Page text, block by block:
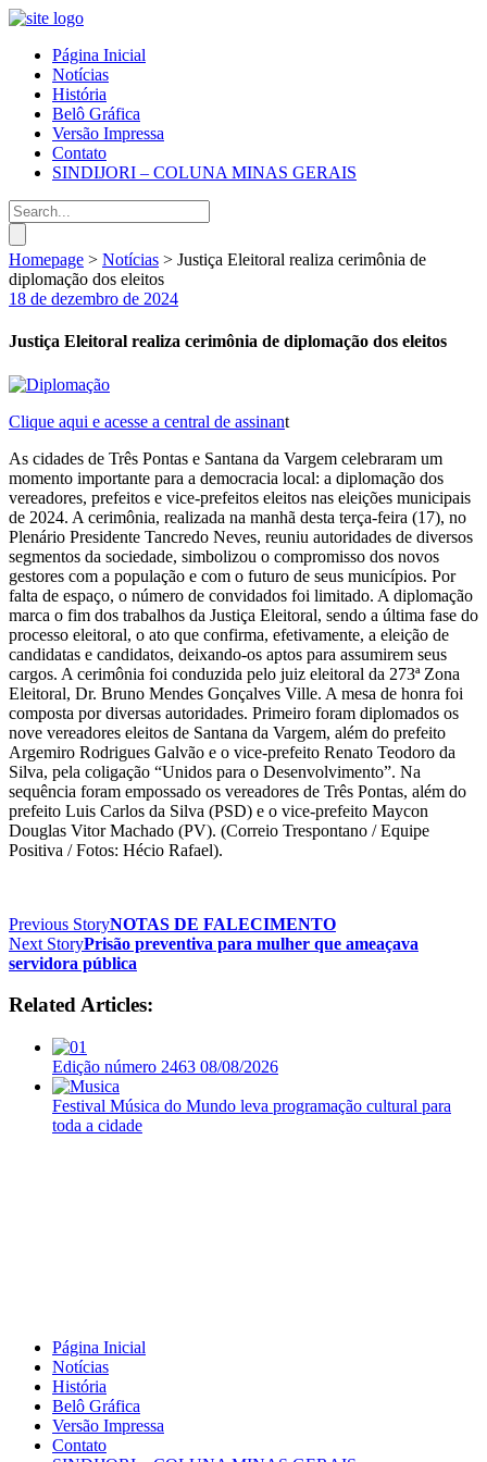
Página Inicial
Notícias
História
Belô Gráfica
Versão Impressa
Contato
SINDIJORI – COLUNA MINAS GERAIS
Homepage > Notícias > Justiça Eleitoral realiza cerimônia de
diplomação dos eleitos
18 de dezembro de 2024
Justiça Eleitoral realiza cerimônia de diplomação dos eleitos
Clique aqui e acesse a central de assinant
As cidades de Três Pontas e Santana da Vargem celebraram um
momento importante para a democracia local: a diplomação dos
vereadores, prefeitos e vice-prefeitos eleitos nas eleições municipais
de 2024. A cerimônia, realizada na manhã desta terça-feira (17), no
Plenário Presidente Tancredo Neves, reuniu autoridades de diversos
segmentos da sociedade, simbolizou o compromisso dos novos
gestores com a população e com o futuro de seus municípios. Por
falta de espaço, o número de convidados foi limitado. A diplomação
marca o fim dos trabalhos da Justiça Eleitoral, sendo a última fase do
processo eleitoral, o ato que confirma, efetivamente, a eleição de
candidatas e candidatos, deixando-os aptos para assumirem seus
cargos. A cerimônia foi conduzida pelo juiz eleitoral da 273ª Zona
Eleitoral, Dr. Bruno Mendes Gonçalves Ville. A mesa de honra foi
composta por diversas autoridades. Primeiro foram diplomados os
nove vereadores eleitos de Santana da Vargem, além do prefeito
Argemiro Rodrigues Galvão e o vice-prefeito Renato Teodoro da
Silva, pela coligação “Unidos para o Desenvolvimento”. Na
sequência foram empossado os vereadores de Três Pontas, além do
prefeito Luis Carlos da Silva (PSD) e o vice-prefeito Maycon
Douglas Vitor Machado (PV). (Correio Trespontano / Equipe
Positiva / Fotos: Hécio Rafael).
Previous StoryNOTAS DE FALECIMENTO
Next StoryPrisão preventiva para mulher que ameaçava
servidora pública
Related Articles:
Edição número 2463 08/08/2026
Festival Música do Mundo leva programação cultural para
toda a cidade
Página Inicial
Notícias
História
Belô Gráfica
Versão Impressa
Contato